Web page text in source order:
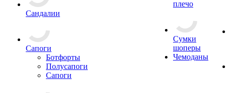
Сандалии
Сапоги
Ботфорты
Полусапоги
Сапоги
плечо
Сумки
шоперы
Чемоданы